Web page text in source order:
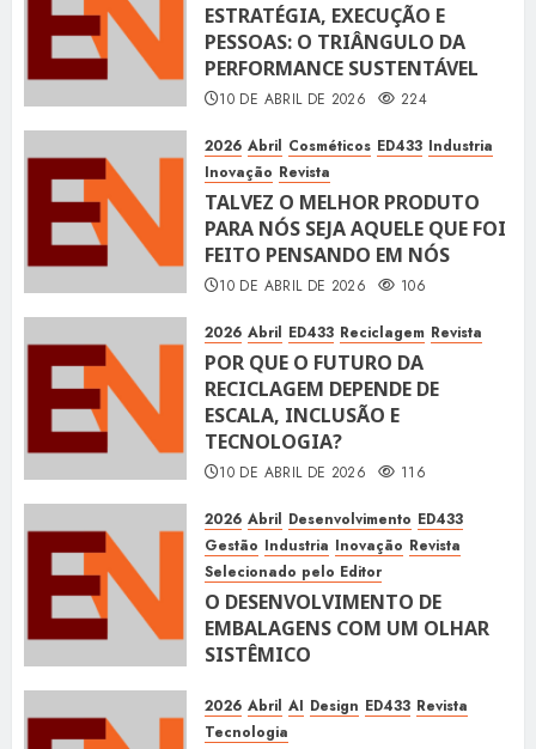
ESTRATÉGIA, EXECUÇÃO E
PESSOAS: O TRIÂNGULO DA
PERFORMANCE SUSTENTÁVEL
10 DE ABRIL DE 2026 224
2026 Abril Cosméticos ED433 Industria
Inovação Revista
TALVEZ O MELHOR PRODUTO
PARA NÓS SEJA AQUELE QUE FOI
FEITO PENSANDO EM NÓS
10 DE ABRIL DE 2026 106
2026 Abril ED433 Reciclagem Revista
POR QUE O FUTURO DA
RECICLAGEM DEPENDE DE
ESCALA, INCLUSÃO E
TECNOLOGIA?
10 DE ABRIL DE 2026 116
2026 Abril Desenvolvimento ED433
Gestão Industria Inovação Revista
Selecionado pelo Editor
O DESENVOLVIMENTO DE
EMBALAGENS COM UM OLHAR
SISTÊMICO
2026 Abril AI Design ED433 Revista
Tecnologia